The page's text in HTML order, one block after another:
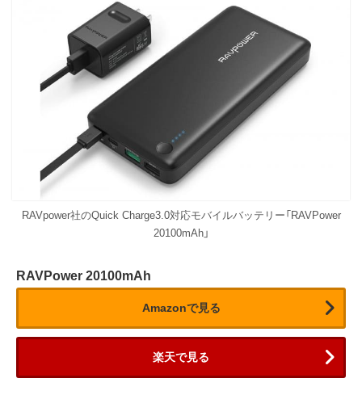
RAVpower社のQuick Charge3.0対応モバイルバッテリー「RAVPower
20100mAh」
RAVPower 20100mAh
Amazonで見る
楽天で見る